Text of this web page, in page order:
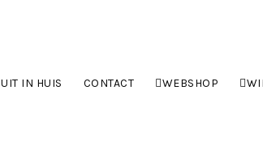
UIT IN HUIS CONTACT WEBSHOP